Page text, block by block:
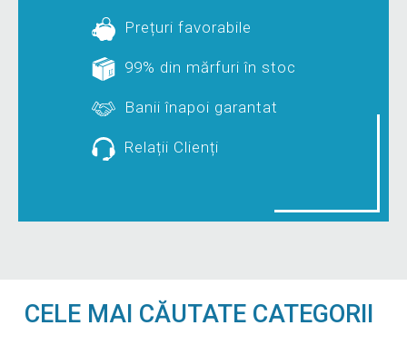
Prețuri favorabile
99% din mărfuri în stoc
Banii înapoi garantat
Relații Clienți
CELE MAI CĂUTATE CATEGORII